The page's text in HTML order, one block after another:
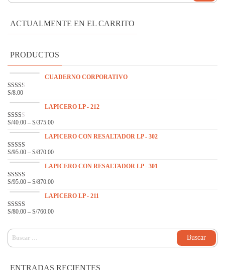
ACTUALMENTE EN EL CARRITO
PRODUCTOS
CUADERNO CORPORATIVO
VAL
EN
2.31
DE 5
S/8.00
LAPICERO LP - 212
VAL
EN
2.14
DE 5
S/40.00 – S/375.00
LAPICERO CON RESALTADOR LP - 302
VALOR
DE 5
S/95.00 – S/870.00
LAPICERO CON RESALTADOR LP - 301
VALO
3.00
DE 5
S/95.00 – S/870.00
LAPICERO LP - 211
VALOR
DE 5
S/80.00 – S/760.00
BUSCAR:
ENTRADAS RECIENTES